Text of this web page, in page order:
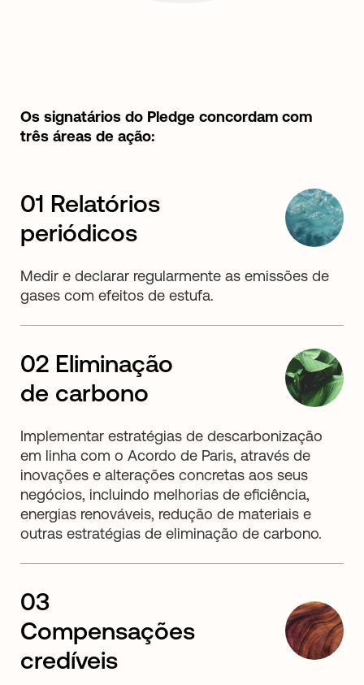
Os signatários do Pledge concordam com
três áreas de ação:
01 Relatórios
periódicos
Medir e declarar regularmente as emissões de
gases com efeitos de estufa.
02 Eliminação
de carbono
Implementar estratégias de descarbonização
em linha com o Acordo de Paris, através de
inovações e alterações concretas aos seus
negócios, incluindo melhorias de eficiência,
energias renováveis, redução de materiais e
outras estratégias de eliminação de carbono. ­
03
Compensações
credíveis